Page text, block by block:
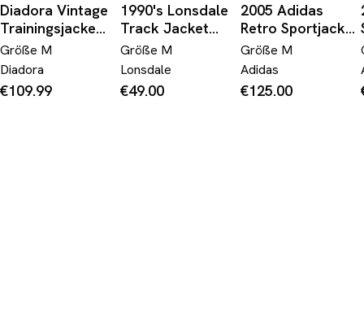
Diadora Vintage
Trainingsjacke
Weiß M
Größe M
Diadora
€109.99
1990's Lonsdale
Track Jacket
*rare (M)
Größe M
Lonsdale
€49.00
2005 Adidas
Retro Sportjacke
Beckenbauer #6
Weiß
Größe M
Adidas
€125.00